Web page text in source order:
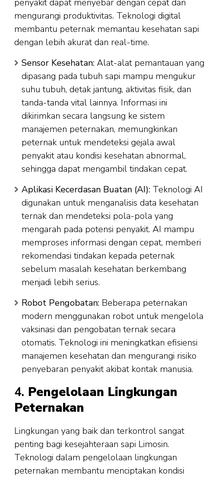
penyakit dapat menyebar dengan cepat dan
mengurangi produktivitas. Teknologi digital
membantu peternak memantau kesehatan sapi
dengan lebih akurat dan real-time.
Sensor Kesehatan: Alat-alat pemantauan yang
dipasang pada tubuh sapi mampu mengukur
suhu tubuh, detak jantung, aktivitas fisik, dan
tanda-tanda vital lainnya. Informasi ini
dikirimkan secara langsung ke sistem
manajemen peternakan, memungkinkan
peternak untuk mendeteksi gejala awal
penyakit atau kondisi kesehatan abnormal,
sehingga dapat mengambil tindakan cepat.
Aplikasi Kecerdasan Buatan (AI): Teknologi AI
digunakan untuk menganalisis data kesehatan
ternak dan mendeteksi pola-pola yang
mengarah pada potensi penyakit. AI mampu
memproses informasi dengan cepat, memberi
rekomendasi tindakan kepada peternak
sebelum masalah kesehatan berkembang
menjadi lebih serius.
Robot Pengobatan: Beberapa peternakan
modern menggunakan robot untuk mengelola
vaksinasi dan pengobatan ternak secara
otomatis. Teknologi ini meningkatkan efisiensi
manajemen kesehatan dan mengurangi risiko
penyebaran penyakit akibat kontak manusia.
4. Pengelolaan Lingkungan
Peternakan
Lingkungan yang baik dan terkontrol sangat
penting bagi kesejahteraan sapi Limosin.
Teknologi dalam pengelolaan lingkungan
peternakan membantu menciptakan kondisi